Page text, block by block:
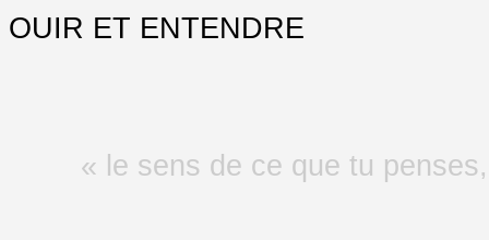
OUIR ET ENTENDRE
« le sens de ce que tu